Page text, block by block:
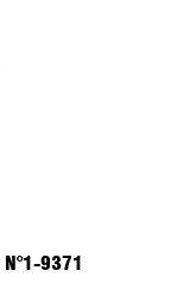
N°1-9371